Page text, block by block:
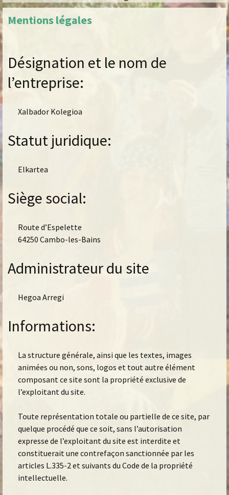
Mentions légales
Désignation et le nom de
l’entreprise:
Xalbador Kolegioa
Statut juridique:
Elkartea
Siège social:
Route d’Espelette
64250 Cambo-les-Bains
Administrateur du site
Hegoa Arregi
Informations:
La structure générale, ainsi que les textes, images
animées ou non, sons, logos et tout autre élément
composant ce site sont la propriété exclusive de
l’exploitant du site.
Toute représentation totale ou partielle de ce site, par
quelque procédé que ce soit, sans l’autorisation
expresse de l’exploitant du site est interdite et
constituerait une contrefaçon sanctionnée par les
articles L.335-2 et suivants du Code de la propriété
intellectuelle.